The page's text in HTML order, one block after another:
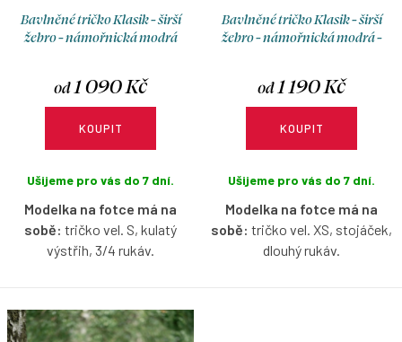
Bavlněné tričko Klasik - širší
žebro - námořnická modrá
od 1 090 Kč
KOUPIT
Ušijeme pro vás do 7 dní.
Modelka na fotce má na
sobě: tričko vel. S, kulatý
výstřih, 3/4 rukáv.
námořnické modré barvě s
možností výběru velikosti,
Bavlněné tričko Klasik - širší
žebro - námořnická modrá -
od 1 190 Kč
KOUPIT
Ušijeme pro vás do 7 dní.
Modelka na fotce má na
sobě: tričko vel. XS, stojáček,
dlouhý rukáv.